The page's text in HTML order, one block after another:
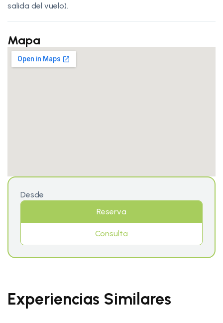
salida del vuelo).
Mapa
Desde
Reserva
Consulta
Experiencias Similares